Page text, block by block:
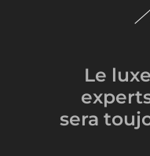
Le
sera